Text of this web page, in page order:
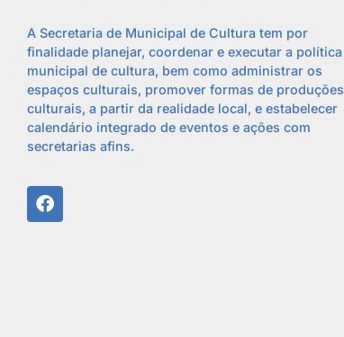
A Secretaria de Municipal de Cultura tem por
finalidade planejar, coordenar e executar a política
municipal de cultura, bem como administrar os
espaços culturais, promover formas de produções
culturais, a partir da realidade local, e estabelecer
calendário integrado de eventos e ações com
secretarias afins.